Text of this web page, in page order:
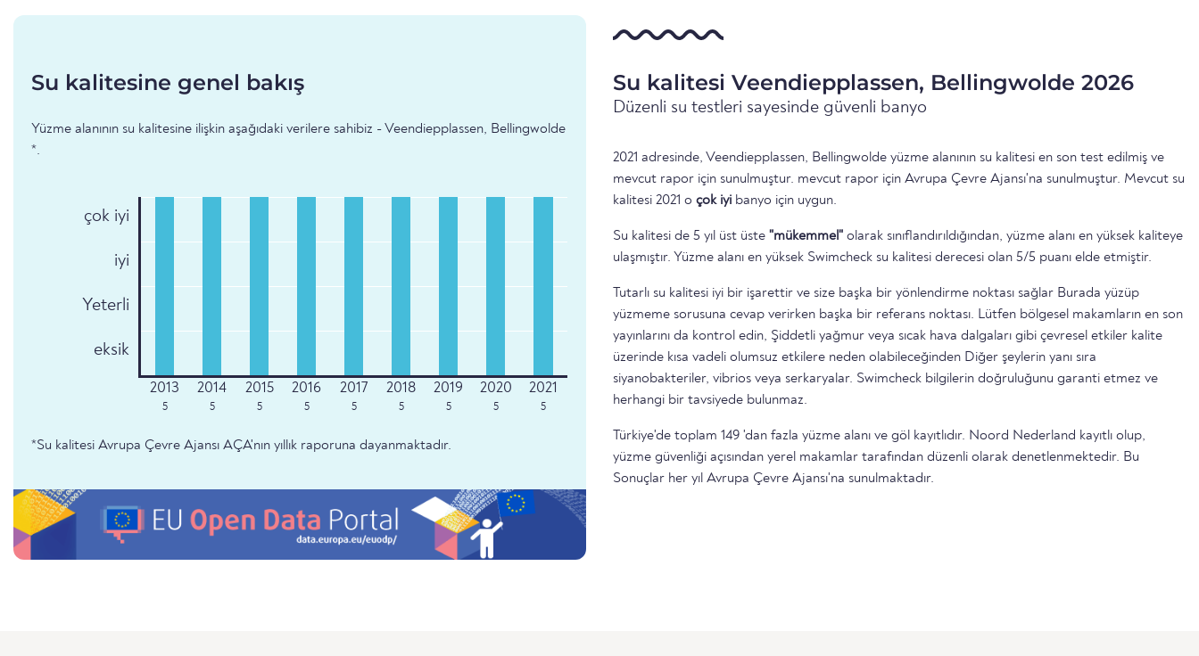
Su kalitesine genel bakış
Yüzme alanının su kalitesine ilişkin aşağıdaki verilere sahibiz - Veendiepplassen, Bellingwolde
*.
çok iyi
iyi
Yeterli
eksik
5 5 5 5 5 5 5 5 5
*Su kalitesi Avrupa Çevre Ajansı AÇA'nın yıllık raporuna dayanmaktadır.
Su kalitesi Veendiepplassen, Bellingwolde 2026
Düzenli su testleri sayesinde güvenli banyo
2021 adresinde, Veendiepplassen, Bellingwolde yüzme alanının su kalitesi en son test edilmiş ve
mevcut rapor için sunulmuştur. mevcut rapor için Avrupa Çevre Ajansı'na sunulmuştur. Mevcut su
kalitesi 2021 o çok iyi banyo için uygun.
Su kalitesi de 5 yıl üst üste "mükemmel" olarak sınıflandırıldığından, yüzme alanı en yüksek kaliteye
ulaşmıştır. Yüzme alanı en yüksek Swimcheck su kalitesi derecesi olan 5/5 puanı elde etmiştir.
Tutarlı su kalitesi iyi bir işarettir ve size başka bir yönlendirme noktası sağlar Burada yüzüp
yüzmeme sorusuna cevap verirken başka bir referans noktası. Lütfen bölgesel makamların en son
yayınlarını da kontrol edin, Şiddetli yağmur veya sıcak hava dalgaları gibi çevresel etkiler kalite
üzerinde kısa vadeli olumsuz etkilere neden olabileceğinden Diğer şeylerin yanı sıra
siyanobakteriler, vibrios veya serkaryalar. Swimcheck bilgilerin doğruluğunu garanti etmez ve
herhangi bir tavsiyede bulunmaz.
Türkiye'de toplam 149 'dan fazla yüzme alanı ve göl kayıtlıdır. Noord Nederland kayıtlı olup,
yüzme güvenliği açısından yerel makamlar tarafından düzenli olarak denetlenmektedir. Bu
Sonuçlar her yıl Avrupa Çevre Ajansı'na sunulmaktadır.